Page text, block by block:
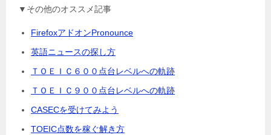
▼その他のオススメ記事
FirefoxアドオンPronounce
英語ニュースの探し方
ＴＯＥＩＣ６００点台レベルへの軌跡
ＴＯＥＩＣ９００点台レベルへの軌跡
CASECを受けてみよう
TOEIC点数を稼ぐ解き方